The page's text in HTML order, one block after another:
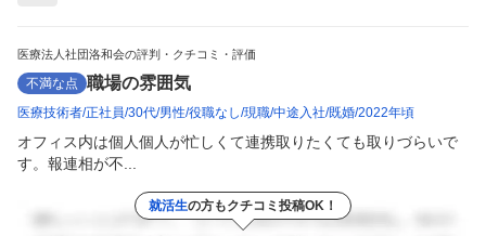
医療法人社団洛和会の評判・クチコミ・評価
不満な点 職場の雰囲気
医療技術者 正社員 30代 男性 役職なし 現職 中途入社 既婚 2022年頃
オフィス内は個人個人が忙しくて連携取りたくても取りづらいで
す。報連相が不...
就活生の方もクチコミ投稿OK！